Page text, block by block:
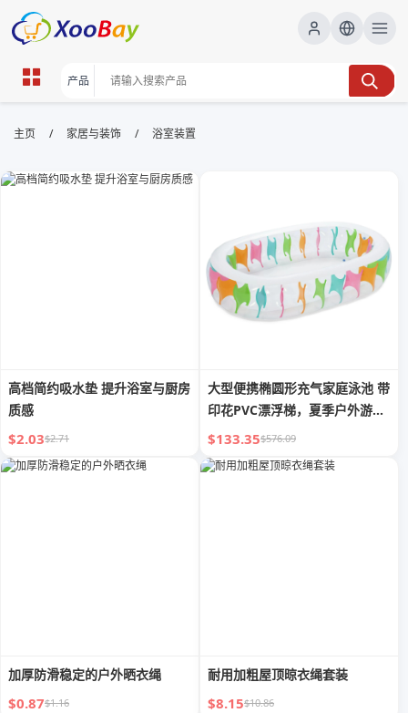
浴室装置 | XOOBAY B2B/B2C
浴室装置,卫浴用品,安装维护,节水龙头,淋浴房,卫浴装修,
提供浴室装置卫浴用品安装维护要点选购建议
主页 / 家居与装饰 / 浴室装置
高档简约吸水垫 提升浴室与厨房
质感
$2.03$2.71
大型便携椭圆形充气家庭泳池 带
印花PVC漂浮梯，夏季户外游泳
必备
$133.35$576.09
加厚防滑稳定的户外晒衣绳
$0.87$1.16
耐用加粗屋顶晾衣绳套装
$8.15$10.86